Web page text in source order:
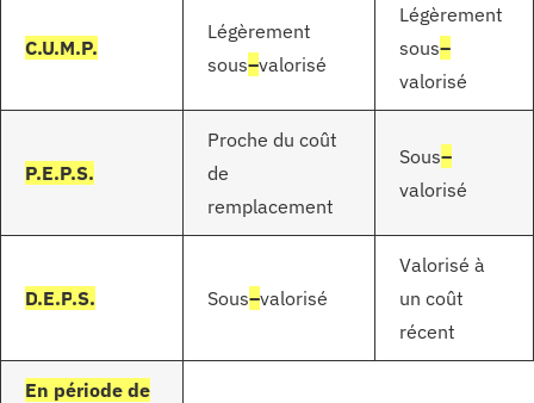
C.U.M.P.
Légèrement
sous–valorisé
Légèrement
sous–
valorisé
P.E.P.S.
Proche du coût
de
remplacement
Sous–
valorisé
D.E.P.S. Sous–valorisé
Valorisé à
un coût
récent
En période de